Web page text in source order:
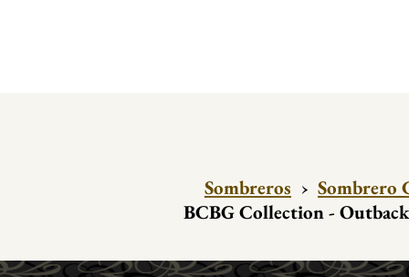
Sombreros › Sombrero
BCBG Collection -